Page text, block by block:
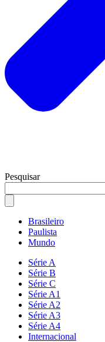
Pesquisar
Brasileiro
Paulista
Mundo
Série A
Série B
Série C
Série A1
Série A2
Série A3
Série A4
Internacional